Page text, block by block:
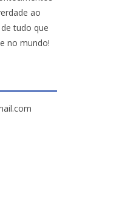
ao
tudo que
no mundo!